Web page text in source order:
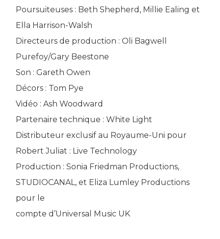
Poursuiteuses : Beth Shepherd, Millie Ealing et
Ella Harrison-Walsh
Directeurs de production : Oli Bagwell
Purefoy/Gary Beestone
Son : Gareth Owen
Décors : Tom Pye
Vidéo : Ash Woodward
Partenaire technique : White Light
Distributeur exclusif au Royaume-Uni pour
Robert Juliat : Live Technology
Production : Sonia Friedman Productions,
STUDIOCANAL, et Eliza Lumley Productions
pour le
compte d’Universal Music UK